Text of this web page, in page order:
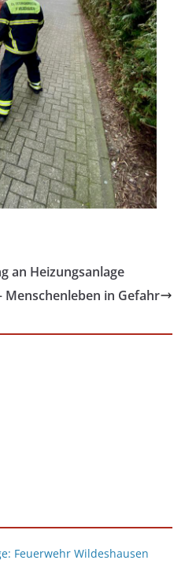
an Heizungsanlage
Menschenleben in Gefahr
Feuerwehr Wildeshausen